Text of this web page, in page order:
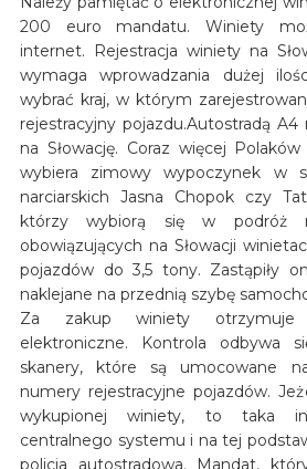
200 euro mandatu. Winiety
internet. Rejestracja winiety na
wymaga wprowadzania dużej
wybrać kraj, w którym
rejestracyjny pojazdu.Autostradą
na Słowację. Coraz więcej
wybiera zimowy wypoczynek w
narciarskich Jasna Chopok czy
którzy wybiorą się w podróż
obowiązujących na Słowacji
pojazdów do 3,5 tony. Zastąpiły
naklejane na przednią szybę
Za zakup winiety otrzymuje
elektroniczne. Kontrola odbywa
skanery, które są umocowane
numery rejestracyjne pojazdów.
wykupionej winiety, to taka
centralnego systemu i na tej
policja autostradowa. Mandat,